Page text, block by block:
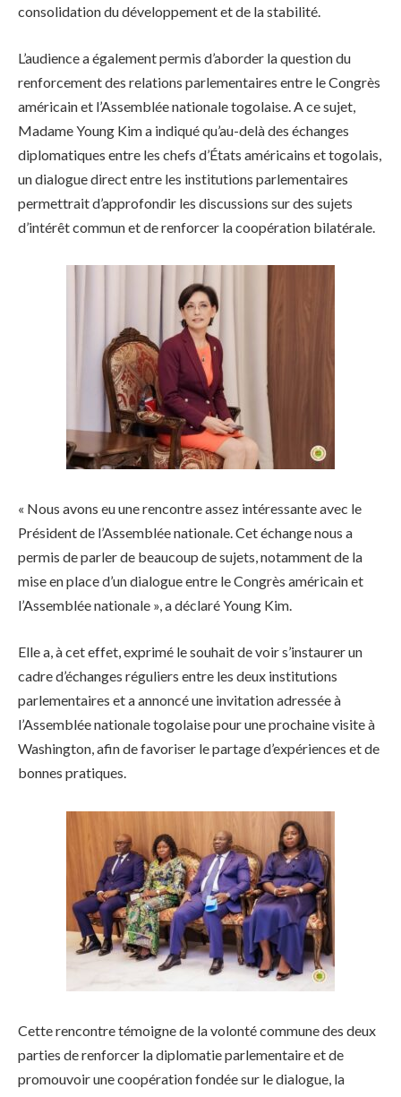
consolidation du développement et de la stabilité.
L’audience a également permis d’aborder la question du
renforcement des relations parlementaires entre le Congrès
américain et l’Assemblée nationale togolaise. A ce sujet,
Madame Young Kim a indiqué qu’au-delà des échanges
diplomatiques entre les chefs d’États américains et togolais,
un dialogue direct entre les institutions parlementaires
permettrait d’approfondir les discussions sur des sujets
d’intérêt commun et de renforcer la coopération bilatérale.
« Nous avons eu une rencontre assez intéressante avec le
Président de l’Assemblée nationale. Cet échange nous a
permis de parler de beaucoup de sujets, notamment de la
mise en place d’un dialogue entre le Congrès américain et
l’Assemblée nationale », a déclaré Young Kim.
Elle a, à cet effet, exprimé le souhait de voir s’instaurer un
cadre d’échanges réguliers entre les deux institutions
parlementaires et a annoncé une invitation adressée à
l’Assemblée nationale togolaise pour une prochaine visite à
Washington, afin de favoriser le partage d’expériences et de
bonnes pratiques.
Cette rencontre témoigne de la volonté commune des deux
parties de renforcer la diplomatie parlementaire et de
promouvoir une coopération fondée sur le dialogue, la